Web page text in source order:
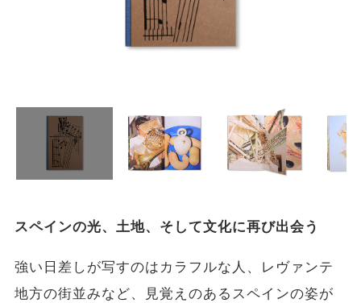
スペインの光、土地、そして文化に再び出会う
強い日差しが写すのはカラフルな人、レヴァンテ
地方の街並みなど、見覚えのあるスペインの姿が